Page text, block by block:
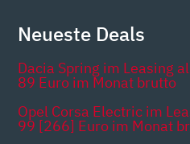
Neueste Deals
Dacia Spring im Leasing
89 Euro im Monat brutto
Opel Corsa Electric im
99 [266] Euro im Monat